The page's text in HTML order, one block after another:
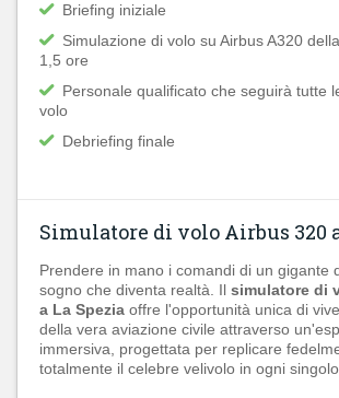
Briefing iniziale
Simulazione di volo su Airbus A320
1,5 ore
Personale qualificato che seguirà tutte
volo
Debriefing finale
Simulatore di volo Airbus 320
Prendere in mano i comandi di un gigante
sogno che diventa realtà. Il simulatore di
a La Spezia offre l'opportunità unica di
della vera aviazione civile attraverso
immersiva, progettata per replicare
totalmente il celebre velivolo in ogni